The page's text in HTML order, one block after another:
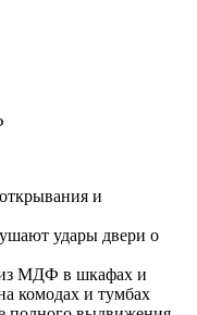
и
удары двери о
МДФ в шкафах и
комодах и тумбах